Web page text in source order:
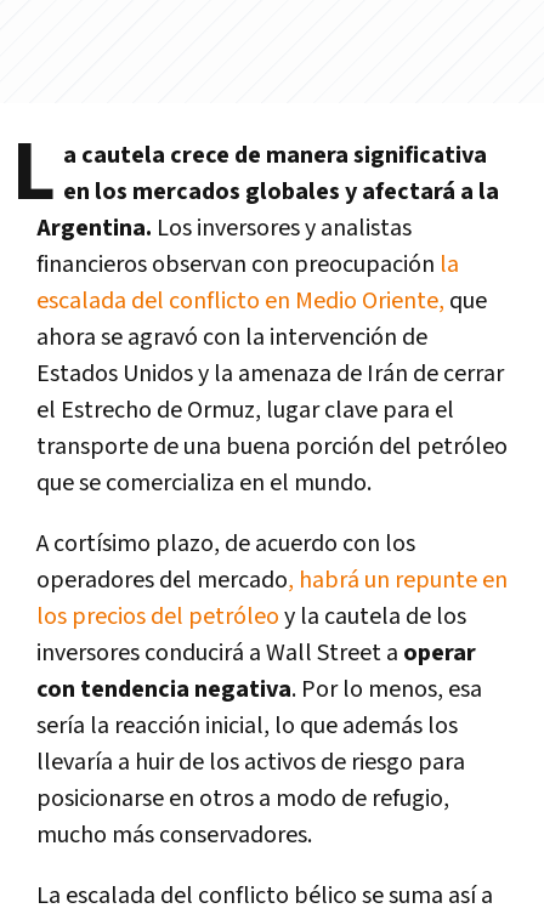
L a cautela crece de manera significativa
en los mercados globales y afectará a la
Argentina. Los inversores y analistas
financieros observan con preocupación la
escalada del conflicto en Medio Oriente, que
ahora se agravó con la intervención de
Estados Unidos y la amenaza de Irán de cerrar
el Estrecho de Ormuz, lugar clave para el
transporte de una buena porción del petróleo
que se comercializa en el mundo.
A cortísimo plazo, de acuerdo con los
operadores del mercado, habrá un repunte en
los precios del petróleoy la cautela de los
inversores conducirá a Wall Street a operar
con tendencia negativa. Por lo menos, esa
sería la reacción inicial, lo que además los
llevaría a huir de los activos de riesgo para
posicionarse en otros a modo de refugio,
mucho más conservadores.
La escalada del conflicto bélico se suma así a